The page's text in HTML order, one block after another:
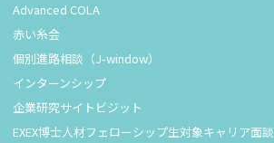
Advanced COLA
赤い糸会
個別進路相談（J-window）
インターンシップ
企業研究サイトビジット
EXEX博士人材フェローシップ生対象キャリア面談